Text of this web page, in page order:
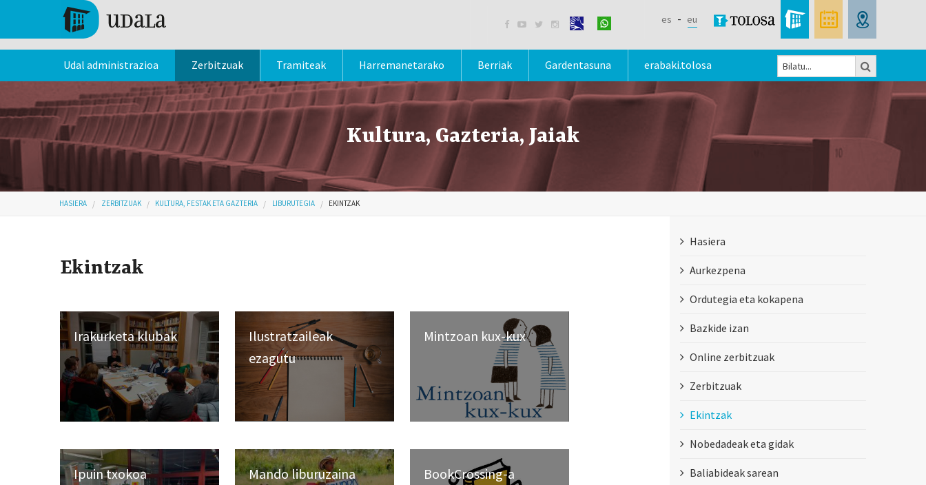
Skip to main content
    es eu
Udal administrazioa Zerbitzuak Tramiteak Harremanetarako Berriak Gardentasuna erabaki.tolosa
Bilaketa
formularioa
Kultura, Gazteria, Jaiak
Hemen zaude
HASIERA ZERBITZUAK KULTURA, FESTAK ETA GAZTERIA LIBURUTEGIA EKINTZAK
Ekintzak
Irakurketa klubak
Ilustratzaileak
ezagutu
Mintzoan kux-kux
Ipuin txokoa Mando liburuzaina BookCrossing-a
Hasiera
Aurkezpena
Ordutegia eta kokapena
Bazkide izan
Online zerbitzuak
Zerbitzuak
Ekintzak
Nobedadeak eta gidak
Baliabideak sarean